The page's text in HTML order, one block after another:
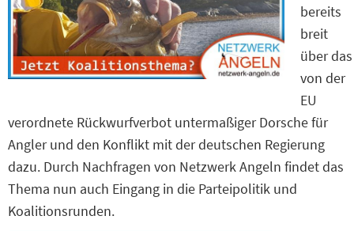
bereits
breit
über das
von der
EU
verordnete Rückwurfverbot untermaßiger Dorsche für
Angler und den Konflikt mit der deutschen Regierung
dazu. Durch Nachfragen von Netzwerk Angeln findet das
Thema nun auch Eingang in die Parteipolitik und
Koalitionsrunden.